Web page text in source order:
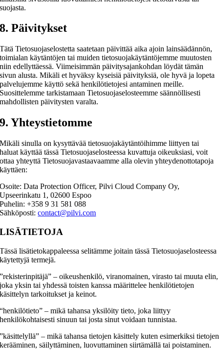
suojasta.
8. Päivitykset
Tätä Tietosuojaselostetta saatetaan päivittää aika ajoin lainsäädännön,
toimialan käytäntöjen tai muiden tietosuojakäytäntöjemme muutosten
niin edellyttäessä. Viimeisimmän päivitysajankohdan löydät tämän
sivun alusta. Mikäli et hyväksy kyseisiä päivityksiä, ole hyvä ja lopeta
palvelujemme käyttö sekä henkilötietojesi antaminen meille.
Suosittelemme tarkistamaan Tietosuojaselosteemme säännöllisesti
mahdollisten päivitysten varalta.
9. Yhteystietomme
Mikäli sinulla on kysyttävää tietosuojakäytäntöihimme liittyen tai
haluat käyttää tässä Tietosuojaselosteessa kuvattuja oikeuksiasi, voit
ottaa yhteyttä Tietosuojavastaavaamme alla olevin yhteydenottotapoja
käyttäen:
Osoite: Data Protection Officer, Pilvi Cloud Company Oy,
Upseerinkatu 1, 02600 Espoo
Puhelin: +358 9 31 581 088
Sähköposti:contact@pilvi.com
LISÄTIETOJA
Tässä lisätietokappaleessa selitämme joitain tässä Tietosuojaselosteessa
käytettyjä termejä.
”rekisterinpitäjä” – oikeushenkilö, viranomainen, virasto tai muuta elin,
joka yksin tai yhdessä toisten kanssa määrittelee henkilötietojen
käsittelyn tarkoitukset ja keinot.
“henkilötieto” – mikä tahansa yksilöity tieto, joka liittyy
henkilökohtaisesti sinuun tai josta sinut voidaan tunnistaa.
​​”käsittelyllä” – mikä tahansa tietojen käsittely kuten esimerkiksi tietojen
kerääminen, säilyttäminen, luovuttaminen siirtämällä tai poistaminen.